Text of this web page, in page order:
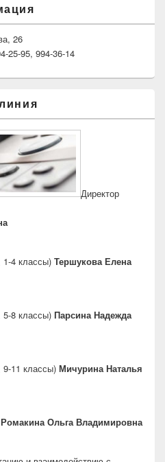
26
25-95, 994-36-14
Директор
4 классы) Тершукова Елена
8 классы) Парсина Надежда
11 классы) Мичурина Наталья
Ромакина Ольга Владимировна